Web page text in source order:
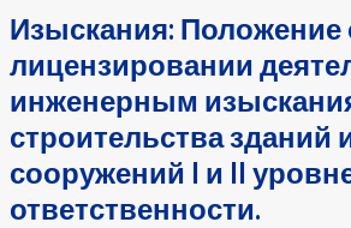
Изыскания: Положение
лицензировании
инженерным
строительства зданий
сооружений I и II
ответственности.